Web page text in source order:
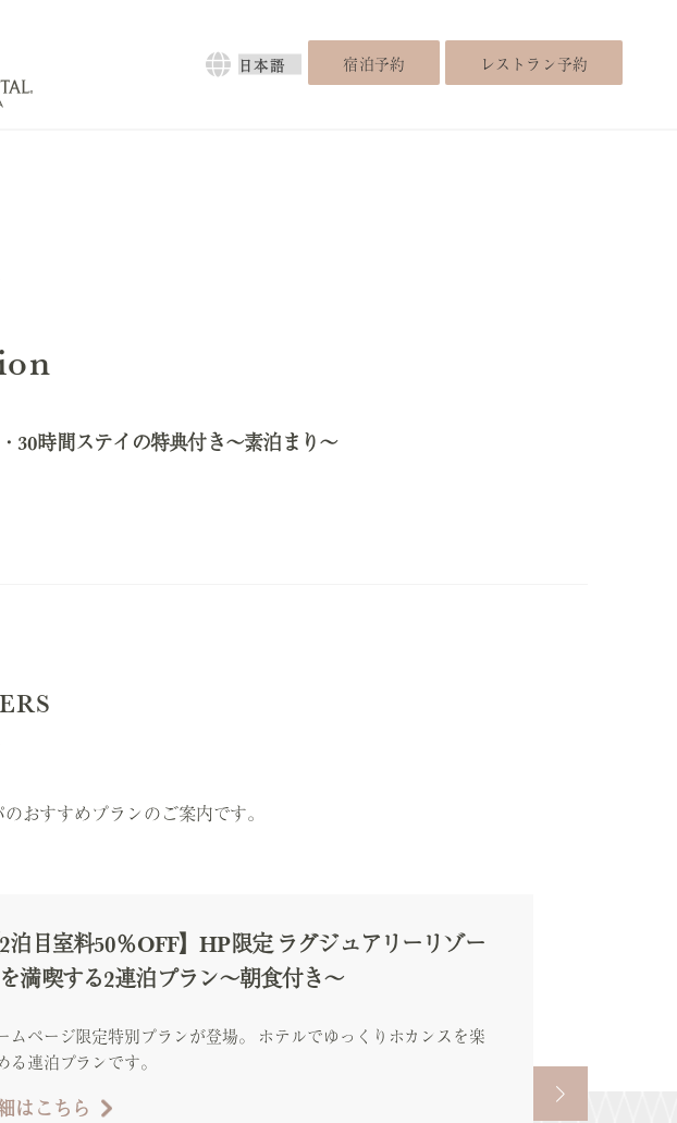
宿泊予約 レストラン予約
言
30時間ステイの特典付き～素泊まり～
おすすめプランのご案内です。
2泊目室料50％OFF】HP限定 ラグジュアリーリゾー
満喫する2連泊プラン～朝食付き～
ムページ限定特別プランが登場。 ホテルでゆっくりホカンスを楽
る連泊プランです。
はこちら